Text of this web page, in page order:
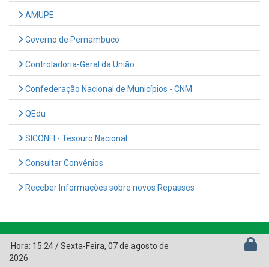
AMUPE
Governo de Pernambuco
Controladoria-Geral da União
Confederação Nacional de Municípios - CNM
QEdu
SICONFI - Tesouro Nacional
Consultar Convênios
Receber Informações sobre novos Repasses
Hora: 15:24/Sexta-Feira, 07 de agosto de
2026